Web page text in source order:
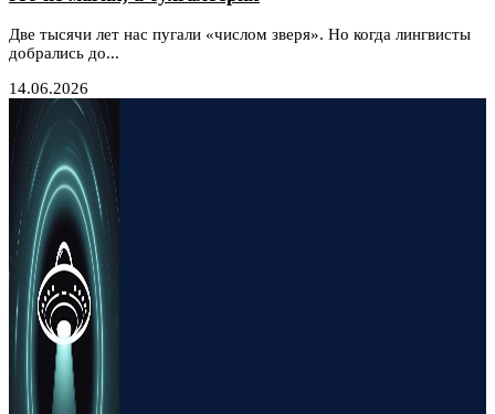
Две тысячи лет нас пугали «числом зверя». Но когда лингвисты
добрались до...
14.06.2026